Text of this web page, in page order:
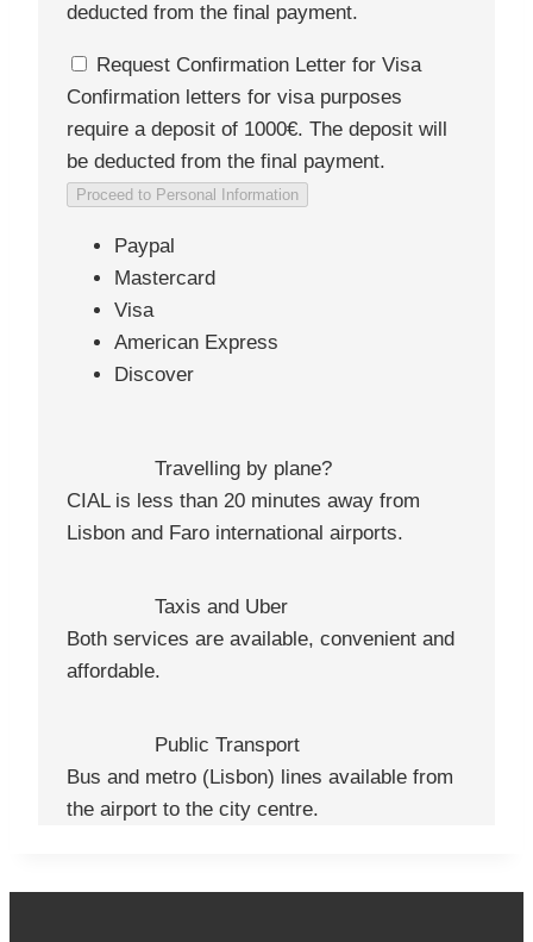
deducted from the final payment.
Request Confirmation Letter for Visa
Confirmation letters for visa purposes
require a deposit of 1000€. The deposit will
be deducted from the final payment.
Proceed to Personal Information
Paypal
Mastercard
Visa
American Express
Discover
Travelling by plane?
CIAL is less than 20 minutes away from
Lisbon and Faro international airports.
Taxis and Uber
Both services are available, convenient and
affordable.
Public Transport
Bus and metro (Lisbon) lines available from
the airport to the city centre.